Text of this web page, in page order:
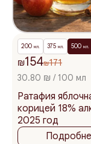
500 мл.
375 мл.
200 мл.
₪154₪171
30.80 ₪ / 100 мл
Ратафия
корицей 18%
2025 год